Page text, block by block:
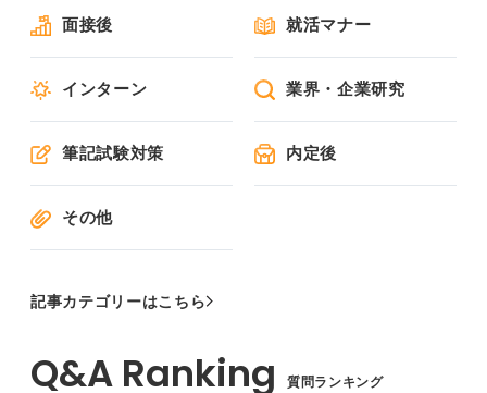
面接後 就活マナー
インターン 業界・企業研究
筆記試験対策 内定後
その他
記事カテゴリーはこちら
質問ランキング